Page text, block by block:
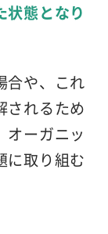
状態となり
合や、これ
されるため
オーガニッ
に取り組む